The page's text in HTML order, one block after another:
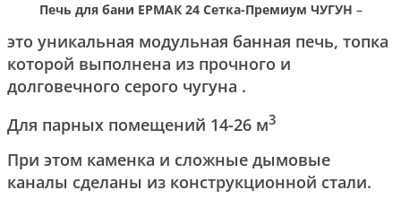
Печь для бани ЕРМАК 24 Сетка-Премиум ЧУГУН –
это уникальная модульная банная печь, топка
которой выполнена из прочного и
долговечного серого чугуна .
Для парных помещений 14-26 м3
При этом каменка и сложные дымовые
каналы сделаны из конструкционной стали.